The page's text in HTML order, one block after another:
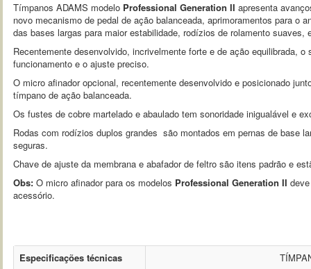
Tímpanos ADAMS modelo Professional Generation II apresenta
novo mecanismo de pedal de ação balanceada, aprimoramentos para
das bases largas para maior estabilidade, rodízios de rolamento suaves,
Recentemente desenvolvido, incrivelmente forte e de ação equilibrada,
funcionamento e o ajuste preciso.
O micro afinador opcional, recentemente desenvolvido e posicionado
tímpano de ação balanceada.
Os fustes de cobre martelado e abaulado tem sonoridade inigualável e
Rodas com rodízios duplos grandes são montados em pernas de base
seguras.
Chave de ajuste da membrana e abafador de feltro são itens padrão e
Obs: O micro afinador para os modelos Professional Generation II
acessório.
Especificações técnicas